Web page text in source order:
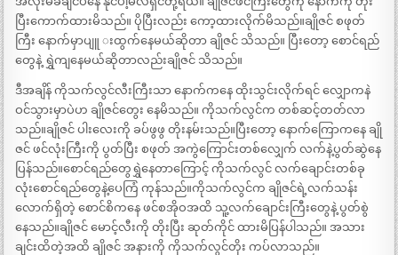
ပြီးကောက်ထားမိသည်။ ပိုပြီးလည်း ကော့ထားလိုက်မိသည်။ချိုဇင် စဖုတ်
ကြီး နောက်မှာပျူ းထွက်နေမယ်ဆိုတာ ချိုဇင် သိသည်။ ပြီးတော့ စောင်ရည်
တွေနဲ့ ရွှဲကျနေမယ်ဆိုတာလည်းချိုဇင် သိသည်။
ဒီအချိန် ကိုသက်လွင်လီးကြီးသာ နောက်ကနေ ထိုးသွင်းလိုက်ရင် လျှောကနဲ
ဝင်သွားမှာပဲဟ ချိုဇင်တွေး နေမိသည်။ ကိုသက်လွင်က တစ်ဆင့်တတ်လာ
သည်။ချိုဇင် ပါးလေးကို ခပ်ဖွဖွ တိုးနမ်းသည်။ပြီးတော့ နောက်ကြောကနေ ချို
ဇင် ဖင်လုံးကြီးကို ပွတ်ပြီး စဖုတ် အကွဲကြောင်းတစ်လျှေက် လက်နဲ့ပွတ်ဆွဲနေ
ပြန်သည်။စောင်ရည်တွေရွှဲနေတာကြောင့် ကိုသက်လွင် လက်ချောင်းတစ်ခု
လုံးစောင်ရည်တွေနဲ့ပေကြံ ကုန်သည်။ကိုသက်လွင်က ချိုဇင်ရဲ့လက်သန်း
လောက်ရှိတဲ့ စောင်စိကနေ ဖင်စအိုဝအထိ သူ့လက်ချောင်းကြီးတွေနဲ့ ပွတ်စွဲ
နေသည်။ချိုဇင် မောင့်လီးကို တိုးပြီး ဆုတ်ကိုင် ထားမိပြန်ပါသည်။ အသား
ချင်းထိတဲ့အထိ ချိုဇင် အနားကို ကိုသက်လွင်တိုး ကပ်လာသည်။